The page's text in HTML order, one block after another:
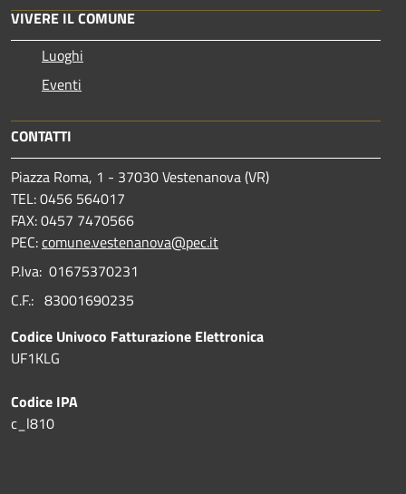
VIVERE IL COMUNE
Luoghi
Eventi
CONTATTI
Piazza Roma, 1 - 37030 Vestenanova (VR)
TEL: 0456 564017
FAX: 0457 7470566
PEC:comune.vestenanova@pec.it
P.Iva: 01675370231
C.F.: 83001690235
Codice Univoco Fatturazione Elettronica
UF1KLG
Codice IPA
c_l810